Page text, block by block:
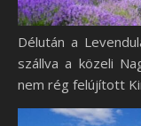
Délután a
szállva a közeli
nem rég felújított